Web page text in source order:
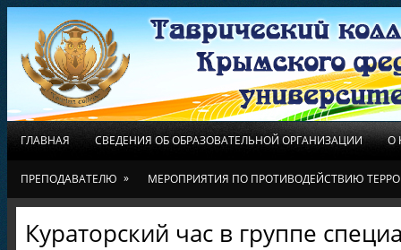
ГЛАВНАЯ СВЕДЕНИЯ ОБ ОБРАЗОВАТЕЛЬНОЙ ОРГАНИЗАЦИИ О
ПРЕПОДАВАТЕЛЮ » МЕРОПРИЯТИЯ ПО ПРОТИВОДЕЙСТВИЮ
Кураторский час в группе